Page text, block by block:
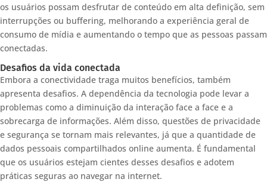
os usuários possam desfrutar de conteúdo em alta definição, sem
interrupções ou buffering, melhorando a experiência geral de
consumo de mídia e aumentando o tempo que as pessoas passam
conectadas.
Desafios da vida conectada
Embora a conectividade traga muitos benefícios, também
apresenta desafios. A dependência da tecnologia pode levar a
problemas como a diminuição da interação face a face e a
sobrecarga de informações. Além disso, questões de privacidade
e segurança se tornam mais relevantes, já que a quantidade de
dados pessoais compartilhados online aumenta. É fundamental
que os usuários estejam cientes desses desafios e adotem
práticas seguras ao navegar na internet.